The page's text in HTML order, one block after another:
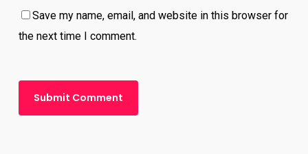
Save my name, email, and website in this browser for
the next time I comment.